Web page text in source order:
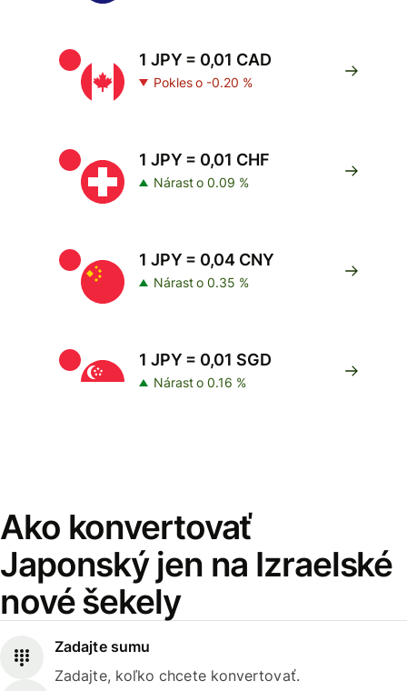
1 JPY = 0,01 CAD
Pokles o -0.20 %
1 JPY = 0,01 CHF
Nárast o 0.09 %
1 JPY = 0,04 CNY
Nárast o 0.35 %
1 JPY = 0,01 SGD
Nárast o 0.16 %
Ako konvertovať
Japonský jen na Izraelské
nové šekely
Zadajte sumu
Zadajte, koľko chcete konvertovať.